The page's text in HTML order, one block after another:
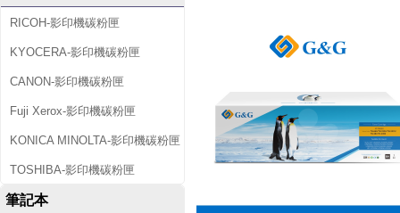
RICOH-影印機碳粉匣
KYOCERA-影印機碳粉匣
CANON-影印機碳粉匣
Fuji Xerox-影印機碳粉匣
KONICA MINOLTA-影印機碳粉匣
TOSHIBA-影印機碳粉匣
筆記本